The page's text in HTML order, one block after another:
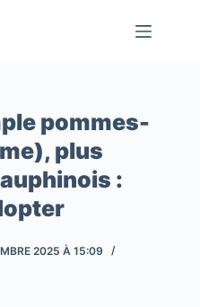
pommes-
plus
:
2025 À 15:09